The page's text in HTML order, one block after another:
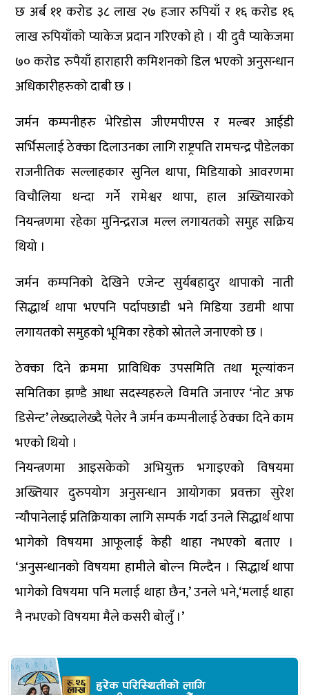
छ अर्ब ११ करोड ३८ लाख २७ हजार रुपियाँ र १६ करोड १६
लाख रुपियाँको प्याकेज प्रदान गरिएको हो । यी दुवै प्याकेजमा
७० करोड रुपैयाँ हाराहारी कमिशनको डिल भएको अनुसन्धान
अधिकारीहरुको दाबी छ ।
जर्मन कम्पनीहरु भेरिडोस जीएमपीएस र मल्बर आईडी
सर्भिसलाई ठेक्का दिलाउनका लागि राष्ट्रपति रामचन्द्र पौडेलका
राजनीतिक सल्लाहकार सुनिल थापा, मिडियाको आवरणमा
विचौलिया धन्दा गर्ने रामेश्वर थापा, हाल अख्तियारको
नियन्त्रणमा रहेका मुनिन्द्रराज मल्ल लगायतको समुह सक्रिय
थियो ।
जर्मन कम्पनिको देखिने एजेन्ट सुर्यबहादुर थापाको नाती
सिद्धार्थ थापा भएपनि पर्दापछाडी भने मिडिया उद्यमी थापा
लगायतको समुहको भूमिका रहेको स्रोतले जनाएको छ ।
ठेक्का दिने क्रममा प्राविधिक उपसमिति तथा मूल्यांकन
समितिका झण्डै आधा सदस्यहरुले विमति जनाएर ‘नोट अफ
डिसेन्ट’ लेख्दालेख्दै पेलेर नै जर्मन कम्पनीलाई ठेक्का दिने काम
भएको थियो ।
नियन्त्रणमा आइसकेको अभियुक्त भगाइएको विषयमा
अख्तियार दुरुपयोग अनुसन्धान आयोगका प्रवक्ता सुरेश
न्यौपानेलाई प्रतिक्रियाका लागि सम्पर्क गर्दा उनले सिद्धार्थ थापा
भागेको विषयमा आफूलाई केही थाहा नभएको बताए ।
‘अनुसन्धानको विषयमा हामीले बोल्न मिल्दैन । सिद्धार्थ थापा
भागेको विषयमा पनि मलाई थाहा छैन,’ उनले भने,‘मलाई थाहा
नै नभएको विषयमा मैले कसरी बोलुँ ।’